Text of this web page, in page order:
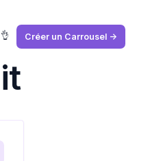
Créer un Carrousel ->